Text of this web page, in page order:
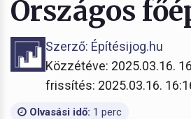
Országos
Szerző: Építésijog.hu
Közzétéve: 2025.03.16.
frissítés: 2025.03.16.
Olvasási idő: 1 perc